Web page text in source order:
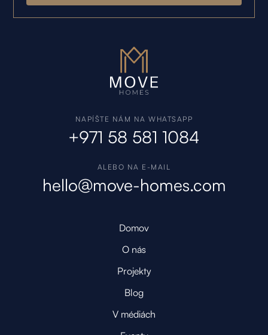
NAPÍŠTE NÁM NA WHATSAPP
+971 58 581 1084
ALEBO NA E-MAIL
hello@move-homes.com
Domov
O nás
Projekty
Blog
V médiách